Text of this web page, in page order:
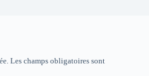
Les champs obligatoires sont